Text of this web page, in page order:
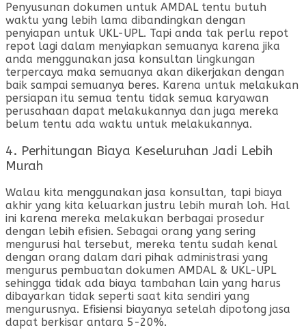
Penyusunan dokumen untuk AMDAL tentu butuh
waktu yang lebih lama dibandingkan dengan
penyiapan untuk UKL-UPL. Tapi anda tak perlu repot
repot lagi dalam menyiapkan semuanya karena jika
anda menggunakan jasa konsultan lingkungan
terpercaya maka semuanya akan dikerjakan dengan
baik sampai semuanya beres. Karena untuk melakukan
persiapan itu semua tentu tidak semua karyawan
perusahaan dapat melakukannya dan juga mereka
belum tentu ada waktu untuk melakukannya.
4. Perhitungan Biaya Keseluruhan Jadi Lebih
Murah
Walau kita menggunakan jasa konsultan, tapi biaya
akhir yang kita keluarkan justru lebih murah loh. Hal
ini karena mereka melakukan berbagai prosedur
dengan lebih efisien. Sebagai orang yang sering
mengurusi hal tersebut, mereka tentu sudah kenal
dengan orang dalam dari pihak administrasi yang
mengurus pembuatan dokumen AMDAL & UKL-UPL
sehingga tidak ada biaya tambahan lain yang harus
dibayarkan tidak seperti saat kita sendiri yang
mengurusnya. Efisiensi biayanya setelah dipotong jasa
dapat berkisar antara 5-20%.